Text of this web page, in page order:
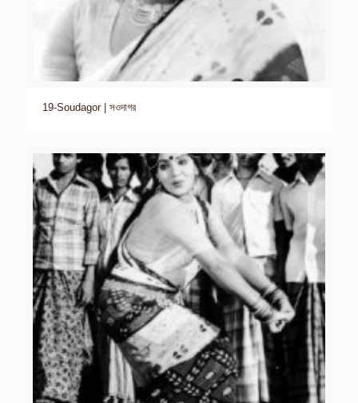
19-Soudagor | সওদাগর